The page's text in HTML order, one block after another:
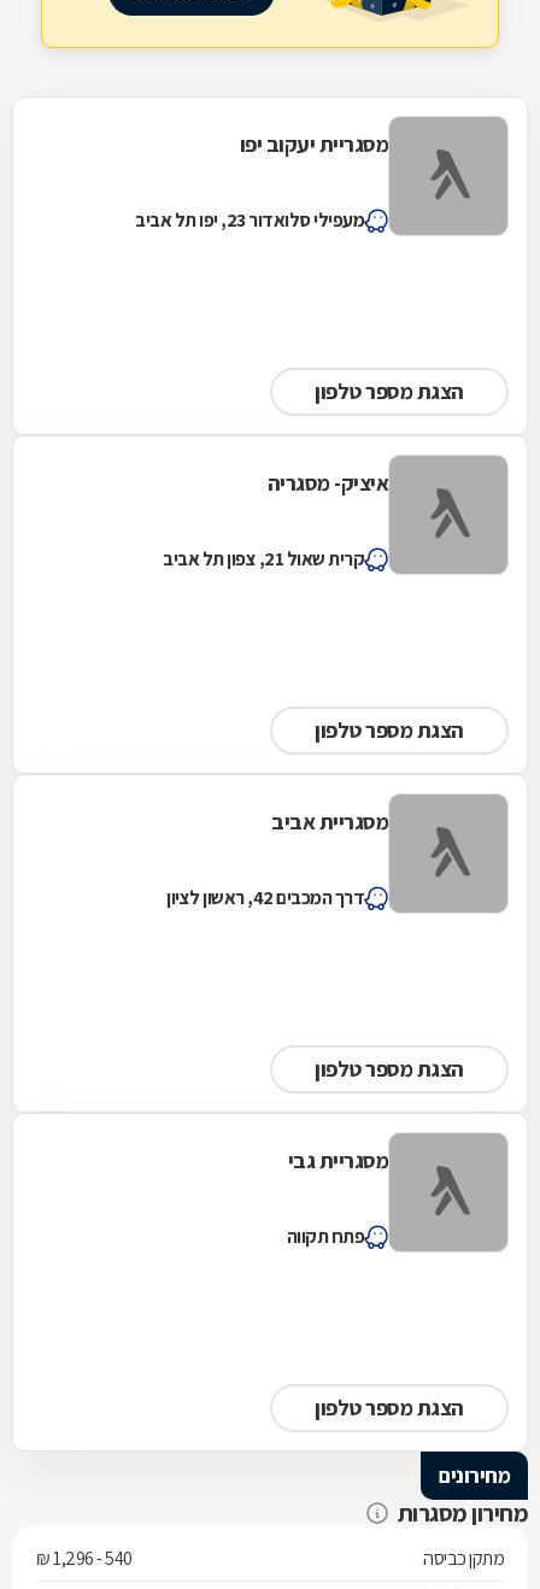
מסגריית יעקוב יפו
מעפילי סלואדור 23, יפו תל אביב
הצגת מספר טלפון
איציק- מסגריה
קרית שאול 21, צפון תל אביב
הצגת מספר טלפון
מסגריית אביב
דרך המכבים 42, ראשון לציון
הצגת מספר טלפון
מסגריית גבי
פתח תקווה
הצגת מספר טלפון
מחירונים
מחירון מסגרות
מתקן כביסה
540 - 1,296 ₪